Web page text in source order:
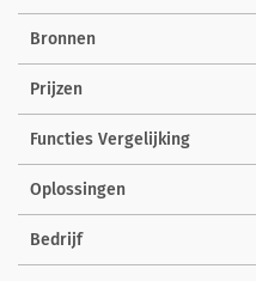
Bronnen
Prijzen
Functies Vergelijking
Oplossingen
Bedrijf